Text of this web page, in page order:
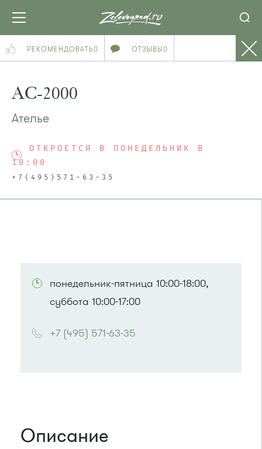
РЕКОМЕНДОВАТЬ0 ОТЗЫВЫ0
АС-2000
Ателье
ОТКРОЕТСЯ В ПОНЕДЕЛЬНИК В
10:00
+7(495)571-63-35
понедельник-пятница 10:00-18:00,
суббота 10:00-17:00
+7 (495) 571-63-35
Описание